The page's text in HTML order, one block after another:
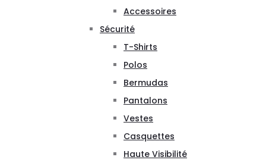
Accessoires
Sécurité
T-Shirts
Polos
Bermudas
Pantalons
Vestes
Casquettes
Haute Visibilité